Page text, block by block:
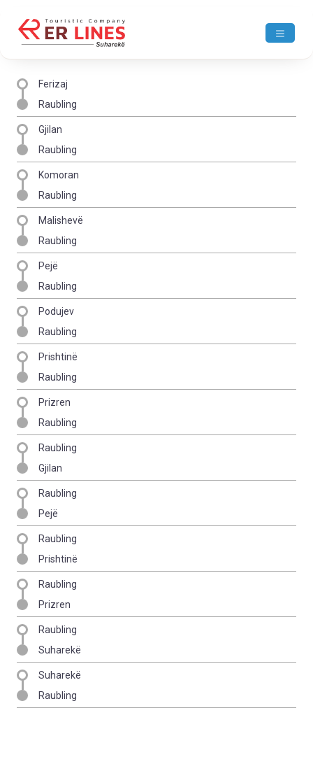
Ferizaj
Raubling
Gjilan
Raubling
Komoran
Raubling
Malishevë
Raubling
Pejë
Raubling
Podujev
Raubling
Prishtinë
Raubling
Prizren
Raubling
Raubling
Gjilan
Raubling
Pejë
Raubling
Prishtinë
Raubling
Prizren
Raubling
Suharekë
Suharekë
Raubling